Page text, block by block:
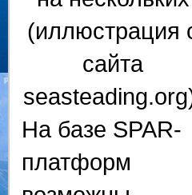
На базе SPAR-
платформ